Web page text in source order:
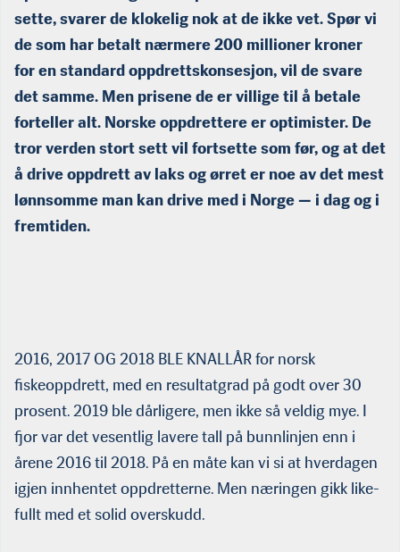
sette, svarer de klokelig nok at de ikke vet. Spør vi
de som har betalt nærmere 200 millioner kroner
for en standard oppdrettskon­sesjon, vil de svare
det samme. Men prisene de er villige til å betale
forteller alt. Norske oppdrettere er optimister. De
tror verden stort sett vil fortsette som før, og at det
å drive op­pdrett av laks og ørret er noe av det mest
lønnsomme man kan drive med i Norge — i dag og i
fremtiden.
2016, 2017 OG 2018 BLE KNALLÅR for norsk
fiskeoppdrett, med en resultatgrad på godt over 30
prosent. 2019 ble dårligere, men ikke så veldig mye. I
fjor var det vesentlig lavere tall på bunnlinjen enn i
årene 2016 til 2018. På en måte kan vi si at hverdagen
igjen innhentet oppdretterne. Men næringen gikk like­
fullt med et solid overskudd.